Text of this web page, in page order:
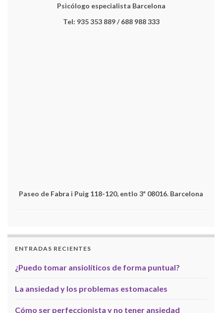
Psicólogo especialista Barcelona
Tel: 935 353 889 / 688 988 333
Paseo de Fabra i Puig 118-120, entlo 3ª 08016. Barcelona
ENTRADAS RECIENTES
¿Puedo tomar ansiolíticos de forma puntual?
La ansiedad y los problemas estomacales
Cómo ser perfeccionista y no tener ansiedad